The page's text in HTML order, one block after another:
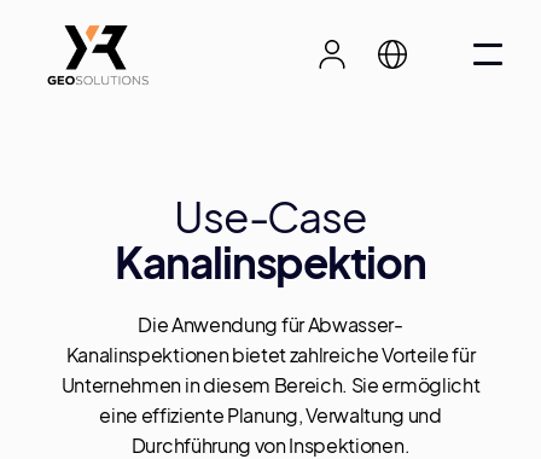
Use-Case
Kanalinspektion
Die Anwendung für Abwasser-
Kanalinspektionen bietet zahlreiche Vorteile für
Unternehmen in diesem Bereich. Sie ermöglicht
eine effiziente Planung, Verwaltung und
Durchführung von Inspektionen.